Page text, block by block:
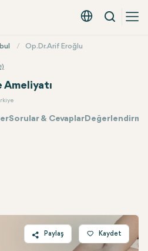
Türkçe - EUR
Arama
Op.Dr. Arif Eroğlu
Ameliyatı
Sorular & Cevaplar
Paylaş Kaydet